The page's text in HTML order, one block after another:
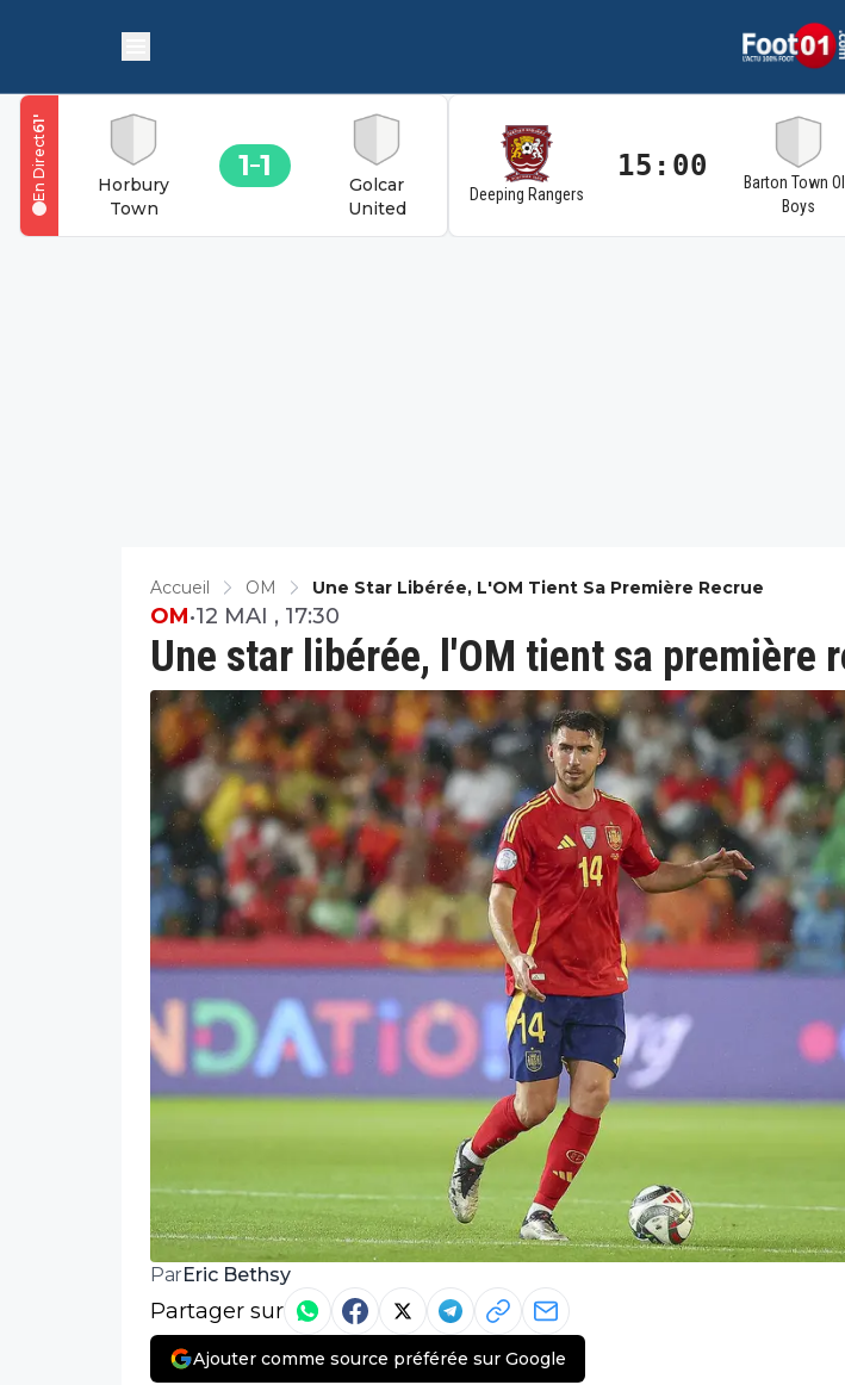
Horbury
Town
1 1
Golcar
United
61
'
En Direct Deeping Rangers
15:00
Barton Town
Boys
Accueil OM Une Star Libérée, L'OM Tient Sa Première Recrue
Une star libérée, l'OM tient sa première
OM•12 MAI , 17:30
ParEric Bethsy
Partager sur
Ajouter comme source préférée sur Google